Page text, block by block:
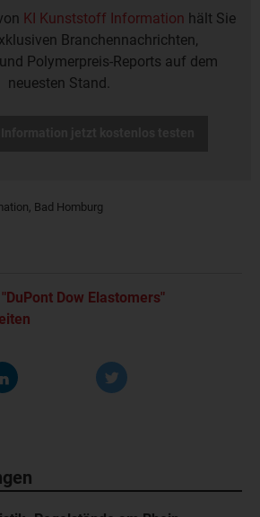
KI Kunststoff Information hält Sie
Branchennachrichten,
Polymerpreis-Reports auf dem
neuesten Stand.
Bad Homburg
Dow Elastomers"